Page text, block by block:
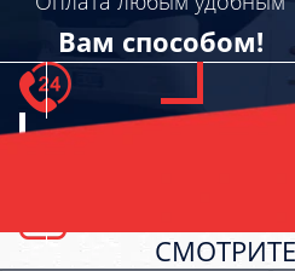
Вам способом!